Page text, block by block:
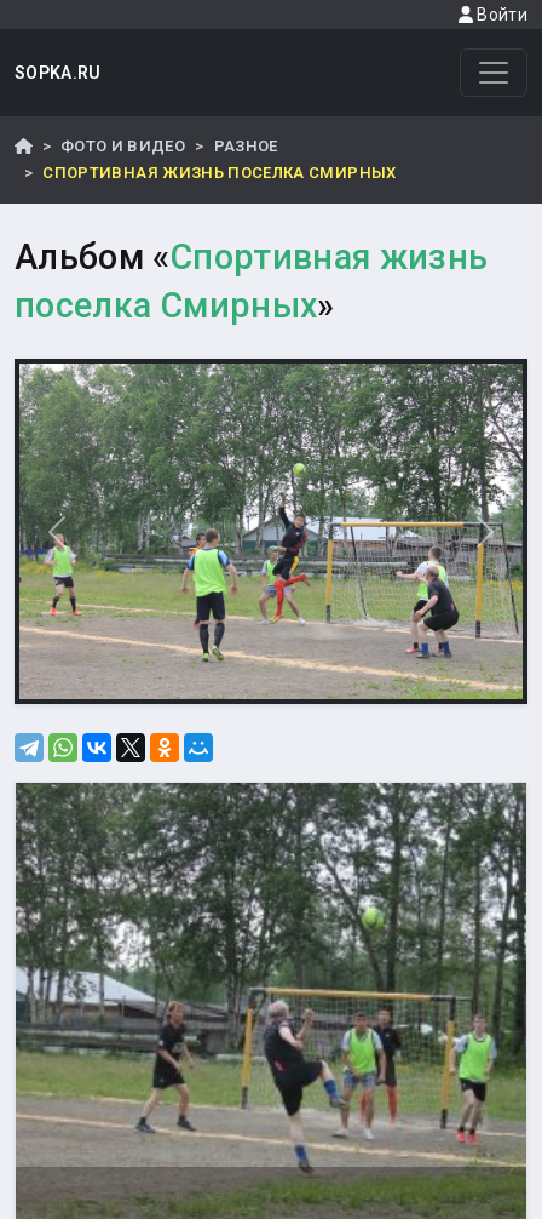
Войти
SOPKA.RU
ФОТО И ВИДЕО
РАЗНОЕ
СПОРТИВНАЯ ЖИЗНЬ ПОСЕЛКА СМИРНЫХ
Альбом «Спортивная жизнь
поселка Смирных»
Назад